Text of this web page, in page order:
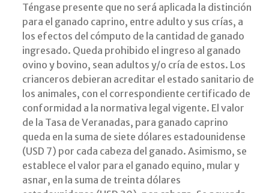
Téngase presente que no será aplicada la distinción
para el ganado caprino, entre adulto y sus crías, a
los efectos del cómputo de la cantidad de ganado
ingresado. Queda prohibido el ingreso al ganado
ovino y bovino, sean adultos y/o cría de estos. Los
crianceros debieran acreditar el estado sanitario de
los animales, con el correspondiente certificado de
conformidad a la normativa legal vigente. El valor
de la Tasa de Veranadas, para ganado caprino
queda en la suma de siete dólares estadounidense
(USD 7) por cada cabeza del ganado. Asimismo, se
establece el valor para el ganado equino, mular y
asnar, en la suma de treinta dólares